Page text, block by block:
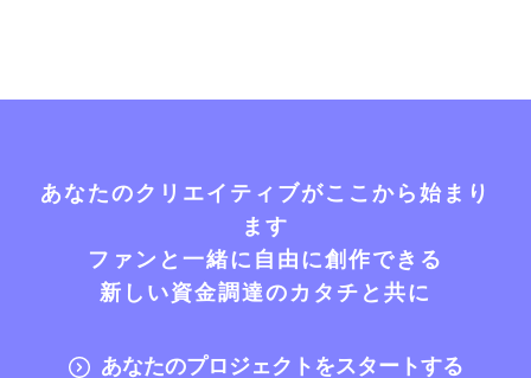
あなたのクリエイティブがここから始まり
ます
ファンと一緒に自由に創作できる
新しい資金調達のカタチと共に
あなたのプロジェクトをスタートする